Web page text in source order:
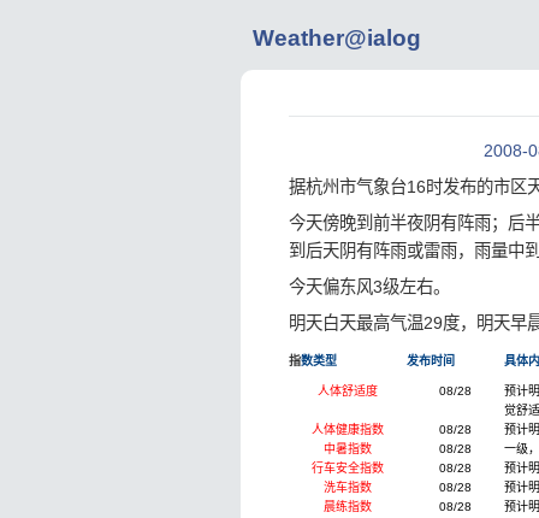
Weather@ialog
2008-
据杭州市气象台16时发布的市区
今天傍晚到前半夜阴有阵雨；后
到后天阴有阵雨或雷雨，雨量中
今天偏东风3级左右。
明天白天最高气温29度，明天早
指数类型 发布时间 具体
人体舒适度 08/28
预计
觉舒适
人体健康指数
08/28
预计
中暑指数
08/28
一级
行车安全指数
08/28
预计
洗车指数
08/28
预计
晨练指数
08/28
预计